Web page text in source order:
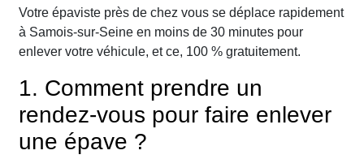
Votre épaviste près de chez vous se déplace rapidement
à Samois-sur-Seine en moins de 30 minutes pour
enlever votre véhicule, et ce, 100 % gratuitement.
1. Comment prendre un
rendez-vous pour faire enlever
une épave ?